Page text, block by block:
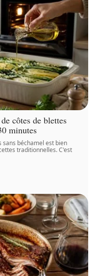
côtes de blettes
minutes
béchamel est bien
traditionnelles. C'est